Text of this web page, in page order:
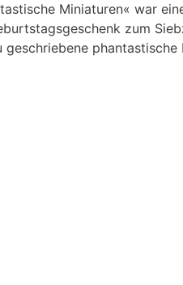
Miniaturen« war
zum